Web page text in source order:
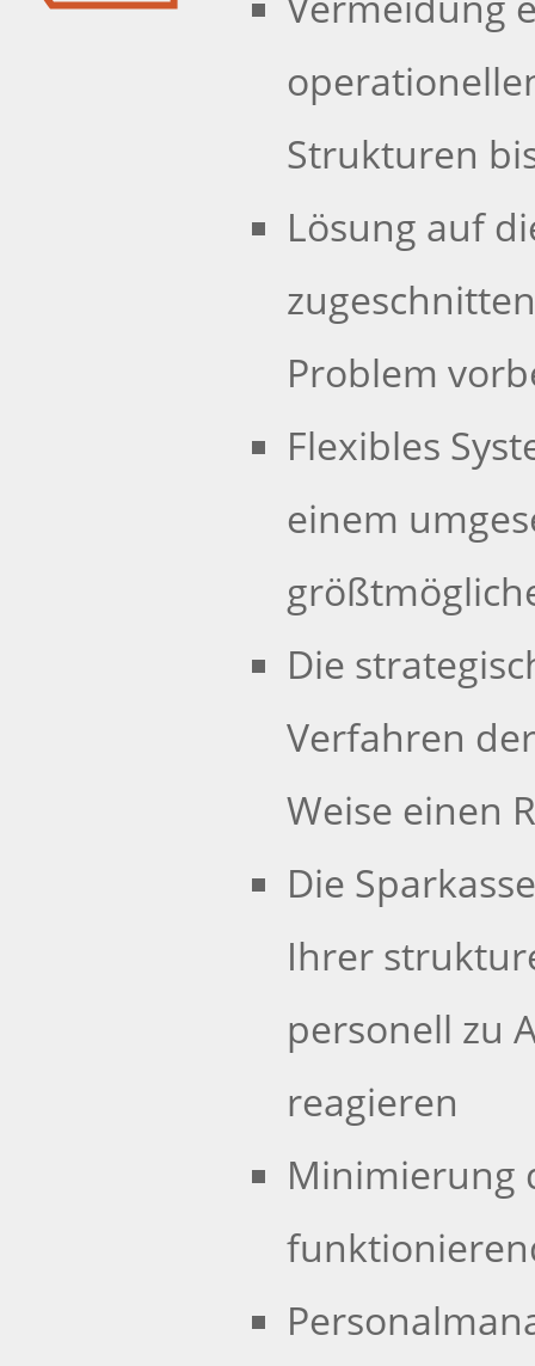
Strukturen
Lösung auf
Problem
Flexibles
einem
Die
Verfahren
Weise einen
Die
Ihrer
personell zu
reagieren
Minimierung